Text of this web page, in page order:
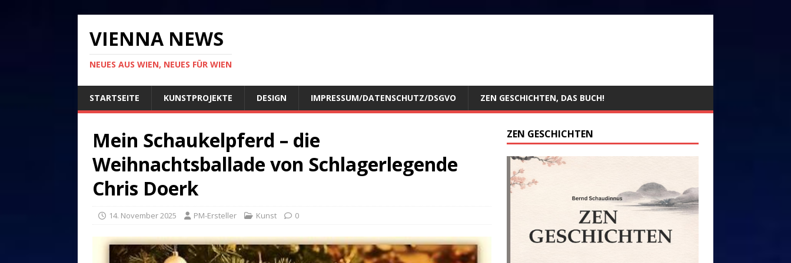
VIENNA NEWS
NEUES AUS WIEN, NEUES FÜR WIEN
STARTSEITE KUNSTPROJEKTE DESIGN IMPRESSUM/DATENSCHUTZ/DSGVO ZEN GESCHICHTEN, DAS BUCH!
Mein Schaukelpferd – die
Weihnachtsballade von Schlagerlegende
Chris Doerk
14. November 2025 PM-Ersteller Kunst 0
ZEN GESCHICHTEN